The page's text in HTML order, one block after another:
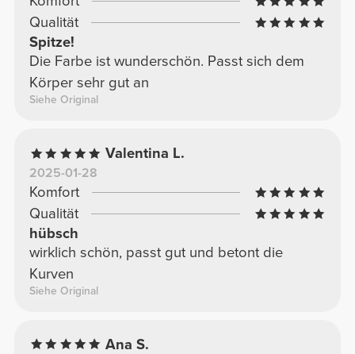
Qualität
Spitze!
Die Farbe ist wunderschön. Passt sich dem
Körper sehr gut an
Siehe Original
Valentina L.
2025-01-28
Komfort
Qualität
hübsch
wirklich schön, passt gut und betont die
Kurven
Siehe Original
Ana S.